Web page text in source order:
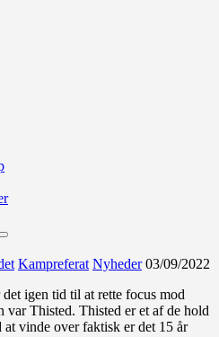
Kampreferat Nyheder 03/09/2022
igen tid til at rette focus mod
var Thisted. Thisted er et af de hold
vinde over faktisk er det 15 år